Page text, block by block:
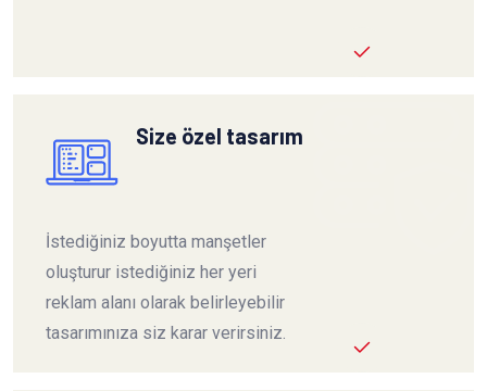
Size özel tasarım
İstediğiniz boyutta manşetler
oluşturur istediğiniz her yeri
reklam alanı olarak belirleyebilir
tasarımınıza siz karar verirsiniz.